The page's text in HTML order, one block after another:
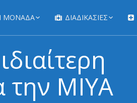
ΜΟΝΑΔΑ ΔΙΑΔΙΚΑΣΊΕΣ
την ΜΙΥΑ